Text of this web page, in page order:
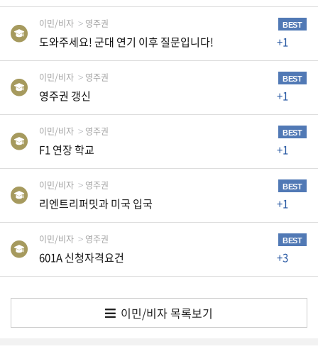
공
지
사
K
미
국
수
확
이민/비자 영주권 BEST
도와주세요! 군대 연기 이후 질문입니다! +1
이민/비자 영주권 BEST
영주권 갱신 +1
이민/비자 영주권 BEST
F1 연장 학교 +1
이민/비자 영주권 BEST
리엔트리퍼밋과 미국 입국 +1
이민/비자 영주권 BEST
601A 신청자격요건 +3
이민/비자 목록보기